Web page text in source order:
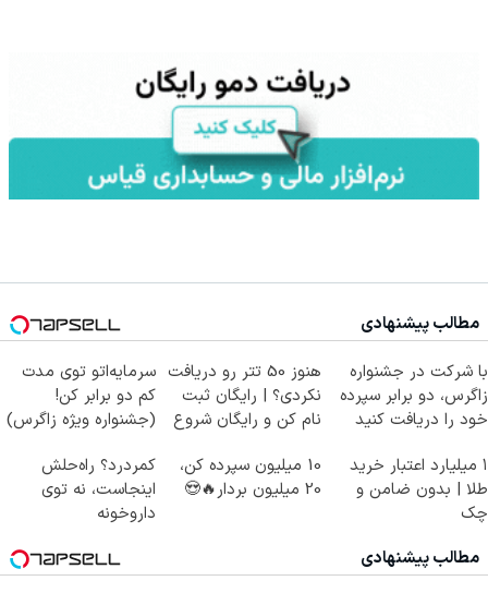
مطالب پیشنهادی
با شرکت در جشنواره
زاگرس، دو برابر سپرده
خود را دریافت کنید
هنوز 50 تتر رو دریافت
نکردی؟ | رایگان ثبت
نام کن و رایگان شروع
سرمایه‌اتو توی مدت
کم دو برابر کن!
(جشنواره ویژه زاگرس)
۱ میلیارد اعتبار خرید
طلا | بدون ضامن و
چک
10 میلیون سپرده کن،
20 میلیون بردار🔥😍
کمردرد؟ راه‌حلش
اینجاست، نه توی
داروخونه
مطالب پیشنهادی